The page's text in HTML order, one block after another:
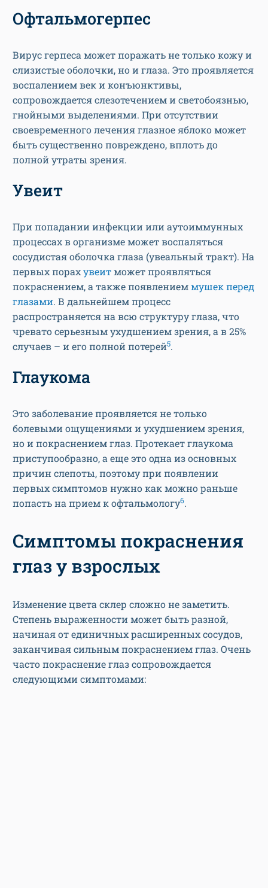
Офтальмогерпес
Вирус герпеса может поражать не только кожу и
слизистые оболочки, но и глаза. Это проявляется
воспалением век и конъюнктивы,
сопровождается слезотечением и светобоязнью,
гнойными выделениями. При отсутствии
своевременного лечения глазное яблоко может
быть существенно повреждено, вплоть до
полной утраты зрения.
Увеит
При попадании инфекции или аутоиммунных
процессах в организме может воспаляться
сосудистая оболочка глаза (увеальный тракт). На
первых порахувеитможет проявляться
покраснением, а также появлениеммушек перед
глазами. В дальнейшем процесс
распространяется на всю структуру глаза, что
чревато серьезным ухудшением зрения, а в 25%
случаев – и его полной потерей5.
Глаукома
Это заболевание проявляется не только
болевыми ощущениями и ухудшением зрения,
но и покраснением глаз. Протекает глаукома
приступообразно, а еще это одна из основных
причин слепоты, поэтому при появлении
первых симптомов нужно как можно раньше
попасть на прием к офтальмологу6.
Симптомы покраснения
глаз у взрослых
Изменение цвета склер сложно не заметить.
Степень выраженности может быть разной,
начиная от единичных расширенных сосудов,
заканчивая сильным покраснением глаз. Очень
часто покраснение глаз сопровождается
следующими симптомами: